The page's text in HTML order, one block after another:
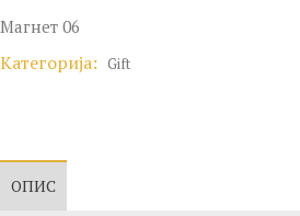
Магнет 06
Категорија: Gift
ОПИС